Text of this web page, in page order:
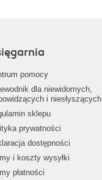
pomocy
dla niewidomych,
i niesłyszących
sklepu
prywatności
dostępności
i koszty wysyłki
płatności